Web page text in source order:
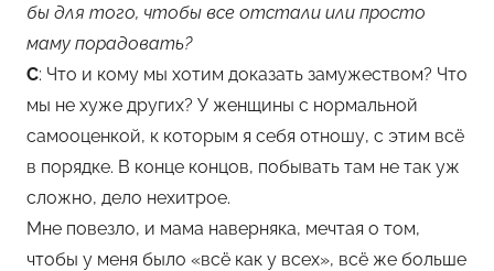
бы для того, чтобы все отстали или просто
маму порадовать?
С: Что и кому мы хотим доказать замужеством? Что
мы не хуже других? У женщины с нормальной
самооценкой, к которым я себя отношу, с этим всё
в порядке. В конце концов, побывать там не так уж
сложно, дело нехитрое.
Мне повезло, и мама наверняка, мечтая о том,
чтобы у меня было «всё как у всех», всё же больше